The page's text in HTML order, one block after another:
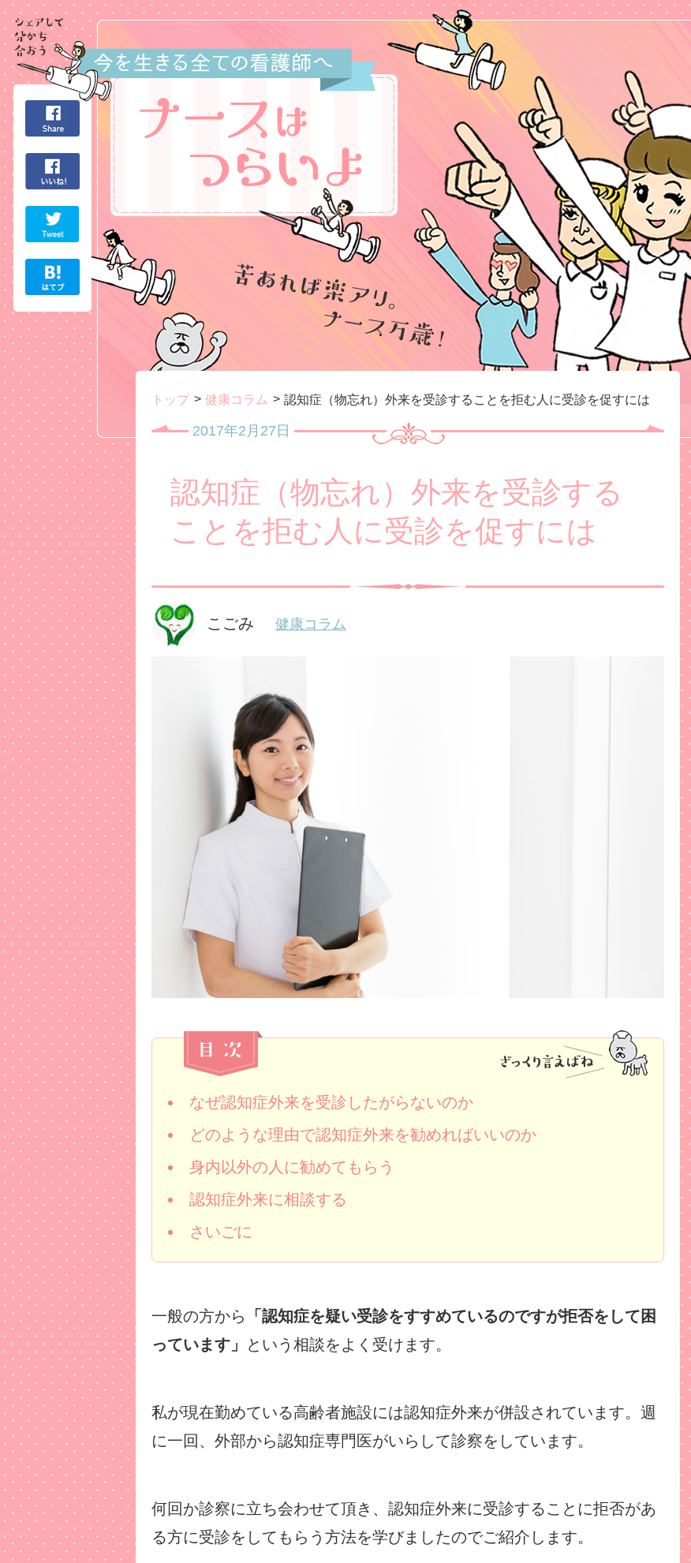
トップ 健康コラム 認知症（物忘れ）外来を受診することを拒む人に受診を促すには
認知症（物忘れ）外来を受診する
ことを拒む人に受診を促すには
2017年2月27日
こごみ 健康コラム
なぜ認知症外来を受診したがらないのか
どのような理由で認知症外来を勧めればいいのか
身内以外の人に勧めてもらう
認知症外来に相談する
さいごに
一般の方から
「認知症を疑い受診をすすめているのですが拒否をして困
っています」
という相談をよく受けます。
私が現在勤めている高齢者施設には認知症外来が併設されています。週
に一回、外部から認知症専門医がいらして診察をしています。
何回か診察に立ち会わせて頂き、認知症外来に受診することに拒否があ
る方に受診をしてもらう方法を学びましたのでご紹介します。